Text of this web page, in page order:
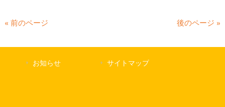
« 前のページ 後のページ »
お知らせ サイトマップ